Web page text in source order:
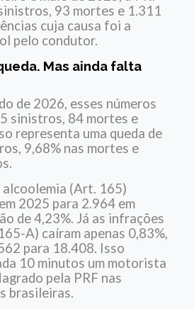
93 mortes e 1.311
cuja causa foi a
pelo condutor.
Mas ainda falta
de 2026, esses números
sinistros, 84 mortes e
representa uma queda de
9,68% nas mortes e
(Art. 165)
2025 para 2.964 em
de 4,23%. Já as infrações
A) caíram apenas 0,83%,
para 18.408. Isso
10 minutos um motorista
pela PRF nas
brasileiras.